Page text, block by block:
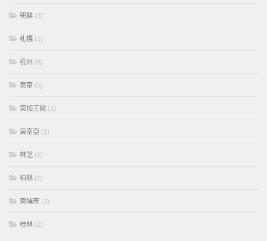
朝鮮 (3)
札幌 (1)
杭州 (8)
東京 (5)
東加王國 (1)
東南亞 (1)
林芝 (1)
柏林 (1)
柬埔寨 (2)
桂林 (2)